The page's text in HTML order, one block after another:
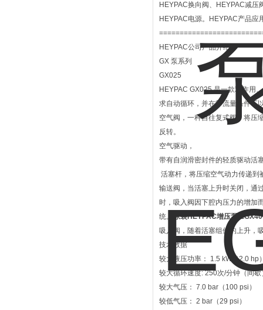
HEYPAC换向阀、HEYPAC减
HEYPAC电源。HEYPAC产品
HEYPAC公司产品介绍
GX 泵系列
GX025
HEYPAC GX025 是一款双作用
求自动循环，并在零流量条件下
空气阀，一种自往复式阀，将压
反转。
空气驱动，
带有自润滑密封件的轻质驱动活
活塞杆，将压缩空气动力传递到
输送阀，当活塞上升时关闭，通
时，吸入阀因下腔内压力的增加
统。
原装HEYPAC增压泵
吸入阀，随着活塞组件的上升，
技术数据
较大液压功率： 1.5 kW（2.0 hp
较大循环速度: 250次/分钟（间
较大气压： 7.0 bar（100 psi）
较低气压： 2 bar（29 psi）